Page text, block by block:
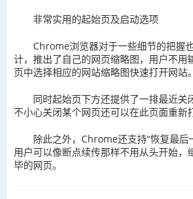
非常实用的起始页及启动选项
Chrome浏览器对于一些细节的把握
计，推出了自己的网页缩略图，用户不用
页中选择相应的网站缩略图快速打开网站。
同时起始页下方还提供了一排最近关
不小心关闭某个网页还可以在此页面重新
除此之外，Chrome还支持“恢复最后
用户可以像断点续传那样不用从头开始，
毕的网页。